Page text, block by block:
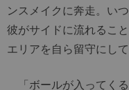
ンスメイクに奔走。い
彼がサイドに流れるこ
エリアを自ら留守にし
「ボールが入ってくる